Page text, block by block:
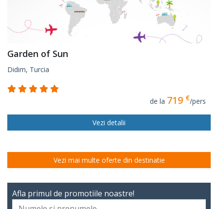
Garden of Sun
Didim, Turcia
de la 719 €/pers
Vezi detalii
Vezi mai multe oferte din destinatie
Afla primul de promotiile noastre!